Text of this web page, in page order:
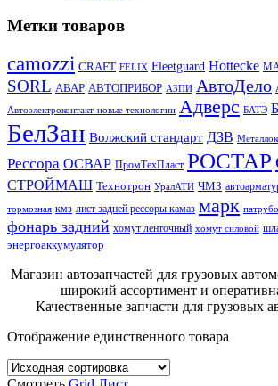
Метки товаров
camozzi CRAFT FELIX Fleetguard Hottecke
SORL АВАР АВТОПРИБОР АЗПИ АвтоДело
Автоэлектроконтакт-новые технологии Адверс БАТЭ
БелЗан Волжский стандарт ДЗВ
Рессора ОСВАР ПромТехПласт РОСТАР
СТРОЙМАШ Технотрон УралАТИ ЧМЗ
тормозная кмз лист задней рессоры камаз марк
фонарь задний хомут ленточный хомут силовой
энергоаккумулятор
Магазин автозапчастей для грузовых
– широкий ассортимент и
Качественные запчасти для грузовых
Отображение единственного товара